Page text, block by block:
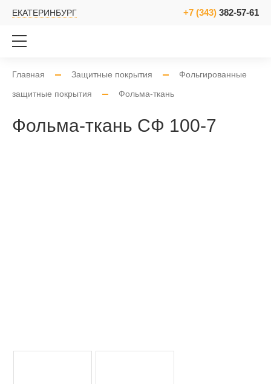
ЕКАТЕРИНБУРГ +7 (343) 382-57-61
Главная Защитные покрытия
Фольгированные
защитные покрытия
Фольма-ткань
Фольма-ткань СФ 100-7